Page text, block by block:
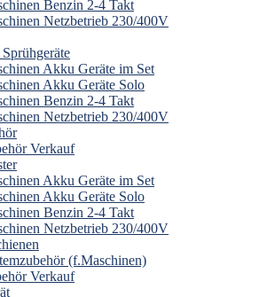
Benzin 2-4 Takt
Netzbetrieb 230/400V
Akku Geräte im Set
Akku Geräte Solo
Benzin 2-4 Takt
Netzbetrieb 230/400V
Verkauf
Akku Geräte im Set
Akku Geräte Solo
Benzin 2-4 Takt
Netzbetrieb 230/400V
(f.Maschinen)
Verkauf